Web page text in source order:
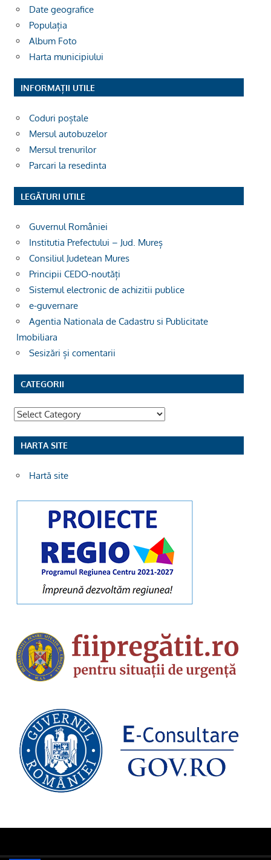
Date geografice
Populația
Album Foto
Harta municipiului
INFORMAȚII UTILE
Coduri poștale
Mersul autobuzelor
Mersul trenurilor
Parcari la resedinta
LEGĂTURI UTILE
Guvernul României
Institutia Prefectului – Jud. Mureș
Consiliul Judetean Mures
Principii CEDO-noutăți
Sistemul electronic de achizitii publice
e-guvernare
Agentia Nationala de Cadastru si Publicitate
Imobiliara
Sesizări și comentarii
CATEGORII
Categorii
HARTA SITE
Hartă site